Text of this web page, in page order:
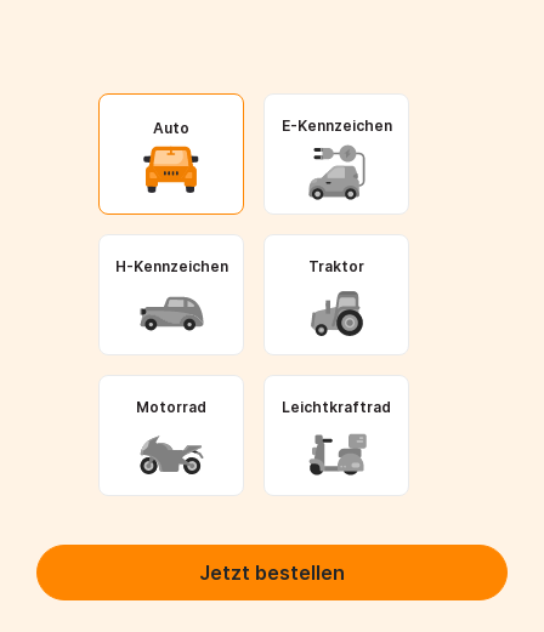
Auto E-Kennzeichen
H-Kennzeichen Traktor
Motorrad Leichtkraftrad
Jetzt bestellen